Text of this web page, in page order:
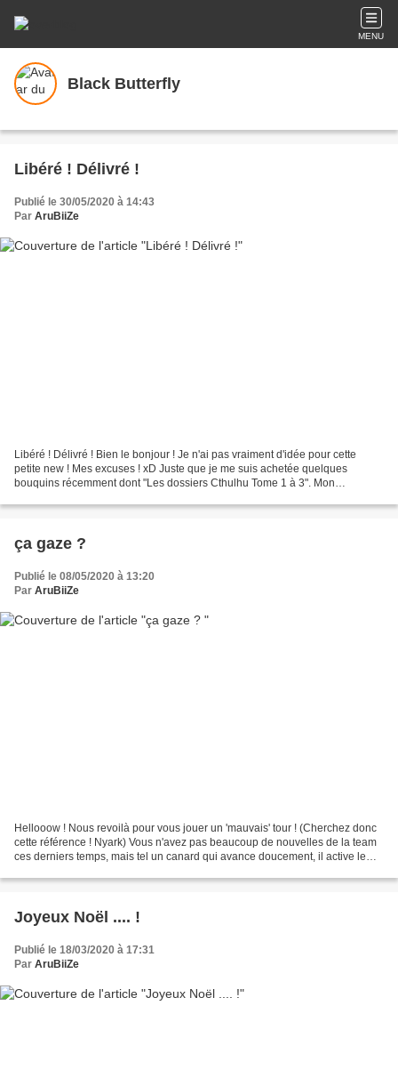
MENU
Black Butterfly
Libéré ! Délivré !
Publié le 30/05/2020 à 14:43
Par AruBiiZe
Libéré ! Délivré ! Bien le bonjour ! Je n'ai pas vraiment d'idée pour cette
petite new ! Mes excuses ! xD Juste que je me suis achetée quelques
bouquins récemment dont "Les dossiers Cthulhu Tome 1 à 3". Mon
ça gaze ?
Publié le 08/05/2020 à 13:20
Par AruBiiZe
Hellooow ! Nous revoilà pour vous jouer un 'mauvais' tour ! (Cherchez donc
cette référence ! Nyark) Vous n'avez pas beaucoup de nouvelles de la team
ces derniers temps, mais tel un canard qui avance doucement, il active le
Joyeux Noël .... !
Publié le 18/03/2020 à 17:31
Par AruBiiZe